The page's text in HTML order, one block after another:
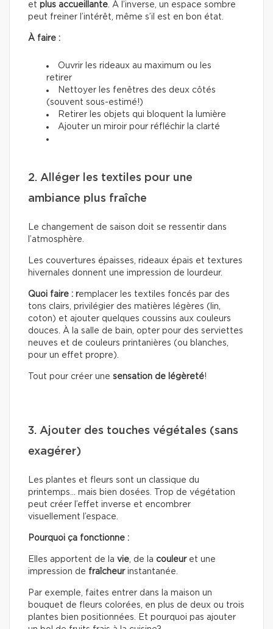
et plus accueillante. À l’inverse, un espace sombre
peut freiner l’intérêt, même s’il est en bon état.
À faire :
Ouvrir les rideaux au maximum ou les
retirer
Nettoyer les fenêtres des deux côtés
(souvent sous-estimé!)
Retirer les objets qui bloquent la lumière
Ajouter un miroir pour réfléchir la clarté
2. Alléger les textiles pour une
ambiance plus fraîche
Le changement de saison doit se ressentir dans
l’atmosphère.
Les couvertures épaisses, rideaux épais et textures
hivernales donnent une impression de lourdeur.
Quoi faire : remplacer les textiles foncés par des
tons clairs, privilégier des matières légères (lin,
coton) et ajouter quelques coussins aux couleurs
douces. À la salle de bain, opter pour des serviettes
neuves et de couleurs printanières (ou blanches,
pour un effet propre).
Tout pour créer une sensation de légèreté!
3. Ajouter des touches végétales (sans
exagérer)
Les plantes et fleurs sont un classique du
printemps… mais bien dosées. Trop de végétation
peut créer l’effet inverse et encombrer
visuellement l’espace.
Pourquoi ça fonctionne :
Elles apportent de la vie, de la couleuret une
impression de fraîcheurinstantanée.
Par exemple, faites entrer dans la maison un
bouquet de fleurs colorées, en plus de deux ou trois
plantes bien positionnées. Et pourquoi pas ajouter